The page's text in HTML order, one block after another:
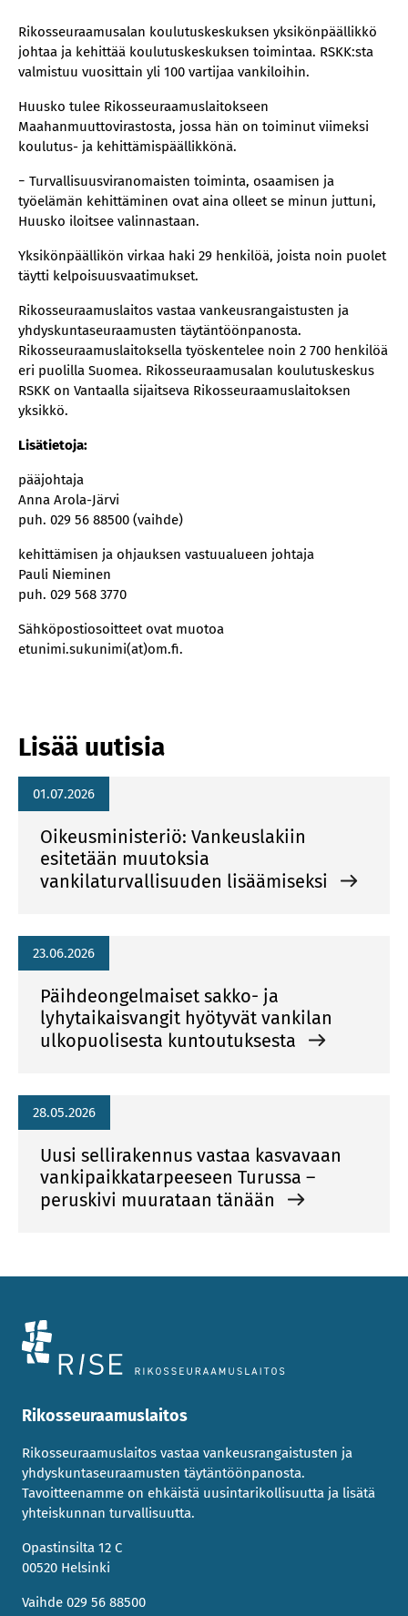
Rikosseuraamusalan koulutuskeskuksen yksikönpäällikkö
johtaa ja kehittää koulutuskeskuksen toimintaa. RSKK:sta
valmistuu vuosittain yli 100 vartijaa vankiloihin.
Huusko tulee Rikosseuraamuslaitokseen
Maahanmuuttovirastosta, jossa hän on toiminut viimeksi
koulutus- ja kehittämispäällikkönä.
− Turvallisuusviranomaisten toiminta, osaamisen ja
työelämän kehittäminen ovat aina olleet se minun juttuni,
Huusko iloitsee valinnastaan.
Yksikönpäällikön virkaa haki 29 henkilöä, joista noin puolet
täytti kelpoisuusvaatimukset.
Rikosseuraamuslaitos vastaa vankeusrangaistusten ja
yhdyskuntaseuraamusten täytäntöönpanosta.
Rikosseuraamuslaitoksella työskentelee noin 2 700 henkilöä
eri puolilla Suomea. Rikosseuraamusalan koulutuskeskus
RSKK on Vantaalla sijaitseva Rikosseuraamuslaitoksen
yksikkö.
Lisätietoja:
pääjohtaja
Anna Arola-Järvi
puh. 029 56 88500 (vaihde)
kehittämisen ja ohjauksen vastuualueen johtaja
Pauli Nieminen
puh. 029 568 3770
Sähköpostiosoitteet ovat muotoa
etunimi.sukunimi(at)om.fi.
Lisää uutisia
01.07.2026
Oikeusministeriö: Vankeuslakiin
esitetään muutoksia
vankilaturvallisuuden lisäämiseksi
23.06.2026
Päihdeongelmaiset sakko- ja
lyhytaikaisvangit hyötyvät vankilan
ulkopuolisesta kuntoutuksesta
28.05.2026
Uusi sellirakennus vastaa kasvavaan
vankipaikkatarpeeseen Turussa –
peruskivi muurataan tänään
Rikosseuraamuslaitos
Rikosseuraamuslaitos vastaa vankeusrangaistusten ja
yhdyskuntaseuraamusten täytäntöönpanosta.
Tavoitteenamme on ehkäistä uusintarikollisuutta ja lisätä
yhteiskunnan turvallisuutta.
Opastinsilta 12 C
00520 Helsinki
Vaihde 029 56 88500